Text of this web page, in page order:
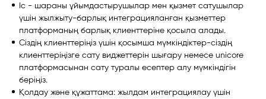
Іс - шараны ұйымдастырушылар мен қызмет сатушылар
үшін жылжыту-барлық интеграцияланған қызметтер
платформаның барлық клиенттеріне қосыла алады.
Сіздің клиенттеріңіз үшін қосымша мүмкіндіктер-сіздің
клиенттеріңізге сату виджеттерін шығару немесе unicore
платформасынан сату туралы есептер алу мүмкіндігін
беріңіз.
Қолдау және құжаттама: жылдам интеграциялау үшін